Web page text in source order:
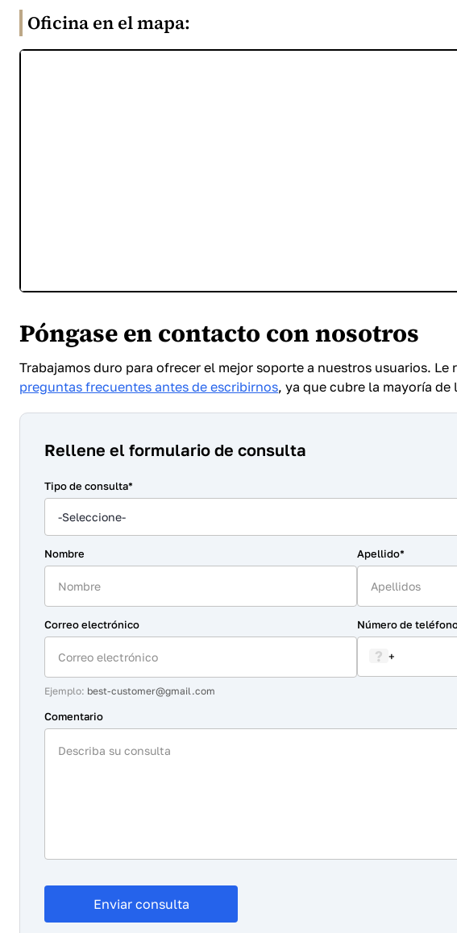
Oficina en el mapa:
Póngase en contacto con nosotros
Trabajamos duro para ofrecer el mejor soporte a nuestros usuarios. Le
preguntas frecuentes antes de escribirnos, ya que cubre la mayoría
Rellene el formulario de consulta
Tipo de consulta*
-Seleccione-
Nombre Apellido*
Correo electrónico
Ejemplo: best-customer@gmail.com
Número de
? +
Comentario
Enviar consulta